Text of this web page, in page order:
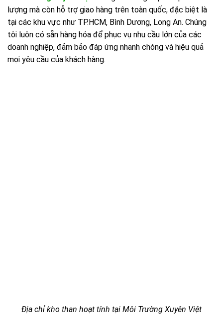
lượng mà còn hỗ trợ giao hàng trên toàn quốc, đặc biệt là
tại các khu vực như TP.HCM, Bình Dương, Long An. Chúng
tôi luôn có sẵn hàng hóa để phục vụ nhu cầu lớn của các
doanh nghiệp, đảm bảo đáp ứng nhanh chóng và hiệu quả
mọi yêu cầu của khách hàng.
Địa chỉ kho than hoạt tính tại Môi Trường Xuyên Việt